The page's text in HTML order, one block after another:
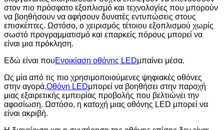
στον πιο πρόσφατο εξοπλισμό και τεχνολογίες που μπορούν
να βοηθήσουν να αφήσουν δυνατές εντυπώσεις στους
επισκέπτες. Ωστόσο, ο χειρισμός τέτοιου εξοπλισμού χωρίς
σωστό προγραμματισμό και επαρκείς πόρους μπορεί να
είναι μια πρόκληση.
Εδώ είναι πουΕνοικίαση οθόνης LEDμπαίνει μέσα.
Ως μία από τις πιο χρησιμοποιούμενες ψηφιακές οθόνες
στην αγορά,Οθόνη LEDμπορεί να βοηθήσει στην παροχή
μιας εξαιρετικής εμπειρίας προβολής που βελτιώνει την
αφοσίωση. Ωστόσο, η κατοχή μιας οθόνης LED μπορεί να
είναι ακριβή.